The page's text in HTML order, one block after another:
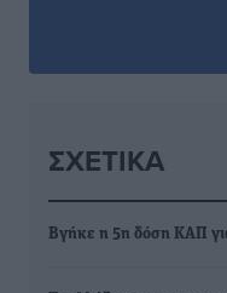
ΣΧΕΤΙΚΆ
Βγήκε η 5η δόση ΚΑΠ